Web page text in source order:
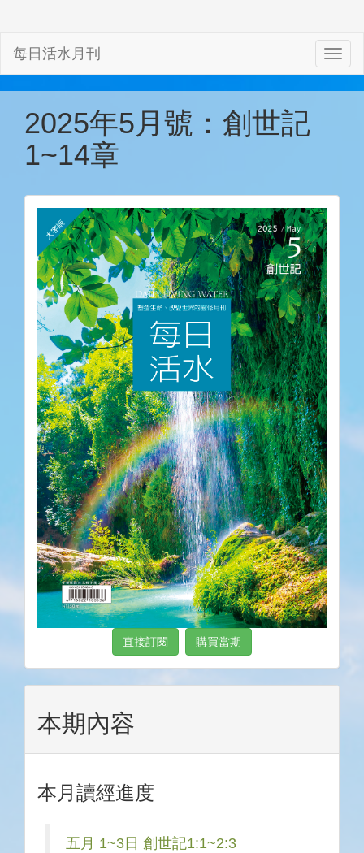
每日活水月刊
2025年5月號：創世記
1~14章
直接訂閱 購買當期
本期內容
本月讀經進度
五月 1~3日 創世記1:1~2:3